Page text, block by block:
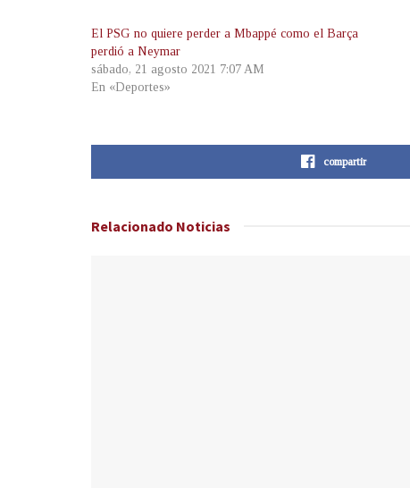
El PSG no quiere perder a Mbappé como el Barça
perdió a Neymar
sábado, 21 agosto 2021 7:07 AM
En «Deportes»
compartir
Relacionado Noticias